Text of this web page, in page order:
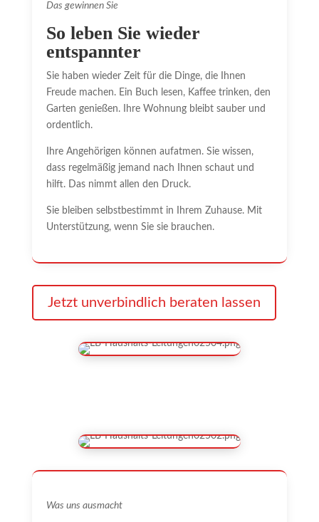
Das gewinnen Sie
So leben Sie wieder
entspannter
Sie haben wieder Zeit für die Dinge, die Ihnen
Freude machen. Ein Buch lesen, Kaffee trinken, den
Garten genießen. Ihre Wohnung bleibt sauber und
ordentlich.
Ihre Angehörigen können aufatmen. Sie wissen,
dass regelmäßig jemand nach Ihnen schaut und
hilft. Das nimmt allen den Druck.
Sie bleiben selbstbestimmt in Ihrem Zuhause. Mit
Unterstützung, wenn Sie sie brauchen.
Jetzt unverbindlich beraten lassen
Was uns ausmacht